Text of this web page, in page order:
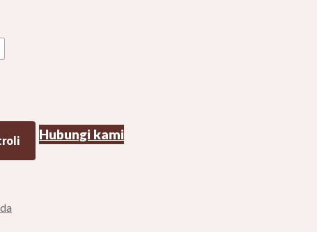
Hubungi kami